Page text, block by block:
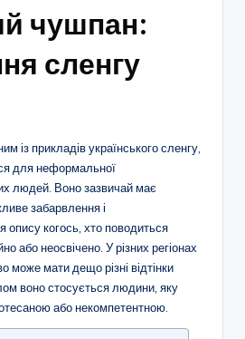
чушпан:
сленгу
із прикладів українського сленгу,
для неформальної
людей. Воно зазвичай має
забарвлення і
опису когось, хто поводиться
або неосвічено. У різних регіонах
може мати дещо різні відтінки
воно стосується людини, яку
або некомпетентною.